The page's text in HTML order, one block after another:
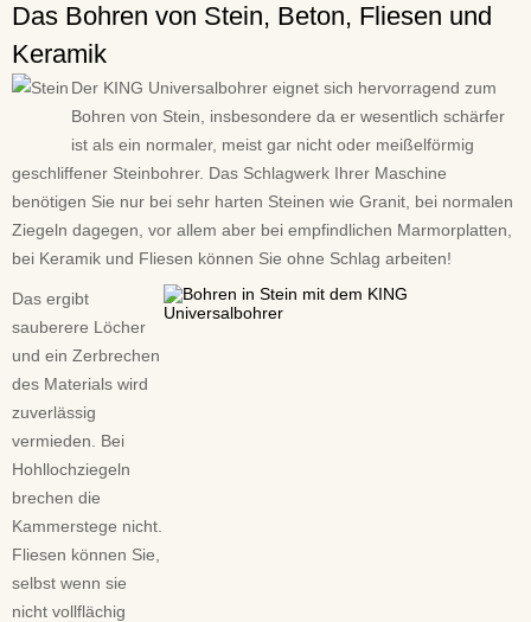
Das Bohren von Stein, Beton, Fliesen und
Keramik
Der KING Universalbohrer eignet sich hervorragend zum
Bohren von Stein, insbesondere da er wesentlich schärfer
ist als ein normaler, meist gar nicht oder meißelförmig
geschliffener Steinbohrer. Das Schlagwerk Ihrer Maschine
benötigen Sie nur bei sehr harten Steinen wie Granit, bei normalen
Ziegeln dagegen, vor allem aber bei empfindlichen Marmorplatten,
bei Keramik und Fliesen können Sie ohne Schlag arbeiten!
Das ergibt
sauberere Löcher
und ein Zerbrechen
des Materials wird
zuverlässig
vermieden. Bei
Hohllochziegeln
brechen die
Kammerstege nicht.
Fliesen können Sie,
selbst wenn sie
nicht vollflächig